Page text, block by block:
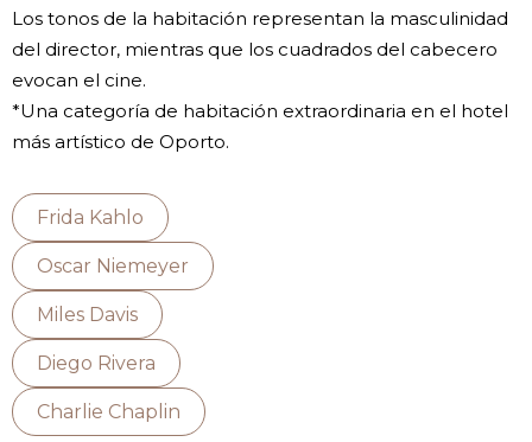
Los tonos de la habitación representan la masculinidad
del director, mientras que los cuadrados del cabecero
evocan el cine.
*Una categoría de habitación extraordinaria en el hotel
más artístico de Oporto.
Frida Kahlo
Oscar Niemeyer
Miles Davis
Diego Rivera
Charlie Chaplin